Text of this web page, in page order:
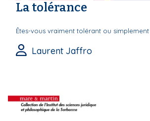
La tolérance
Êtes-vous vraiment tolérant ou
Laurent Jaffro